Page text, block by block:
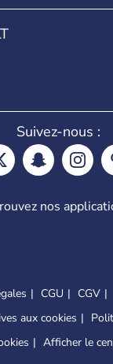
Suivez-nous :
nos
CGU CGV
aux cookies
Afficher le